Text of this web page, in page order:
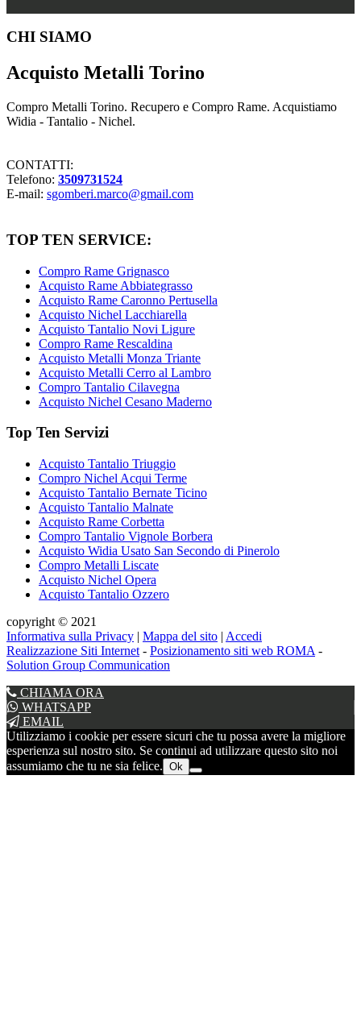
Footer
CHI SIAMO
Acquisto Metalli Torino
Compro Metalli Torino. Recupero e Compro Rame. Acquistiamo
Widia - Tantalio - Nichel.
CONTATTI:
Telefono: 3509731524
E-mail: sgomberi.marco@gmail.com
TOP TEN SERVICE:
Compro Rame Grignasco
Acquisto Rame Abbiategrasso
Acquisto Rame Caronno Pertusella
Acquisto Nichel Lacchiarella
Acquisto Tantalio Novi Ligure
Compro Rame Rescaldina
Acquisto Metalli Monza Triante
Acquisto Metalli Cerro al Lambro
Compro Tantalio Cilavegna
Acquisto Nichel Cesano Maderno
Top Ten Servizi
Acquisto Tantalio Triuggio
Compro Nichel Acqui Terme
Acquisto Tantalio Bernate Ticino
Acquisto Tantalio Malnate
Acquisto Rame Corbetta
Compro Tantalio Vignole Borbera
Acquisto Widia Usato San Secondo di Pinerolo
Compro Metalli Liscate
Acquisto Nichel Opera
Acquisto Tantalio Ozzero
copyright © 2021
Informativa sulla Privacy | Mappa del sito | Accedi
Realizzazione Siti Internet - Posizionamento siti web ROMA -
Solution Group Communication
CHIAMA ORA
WHATSAPP
EMAIL
Utilizziamo i cookie per essere sicuri che tu possa avere la migliore
esperienza sul nostro sito. Se continui ad utilizzare questo sito noi
assumiamo che tu ne sia felice. Ok